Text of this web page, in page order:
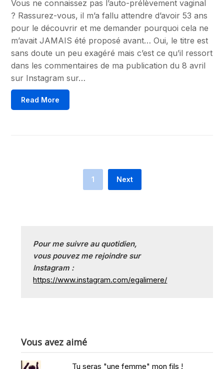
Vous ne connaissez pas l’auto-prélèvement vaginal
? Rassurez-vous, il m’a fallu attendre d’avoir 53 ans
pour le découvrir et me demander pourquoi cela ne
m’avait JAMAIS été proposé avant… Oui, le titre est
sans doute un peu exagéré mais c’est ce qu’il ressort
dans les commentaires de ma publication du 8 avril
sur Instagram sur…
Read More
1 Next
Pour me suivre au quotidien,
vous pouvez me rejoindre sur
Instagram :
https://www.instagram.com/egalimere/
Vous avez aimé
Tu seras "une femme" mon fils !